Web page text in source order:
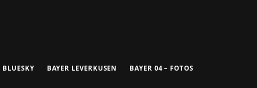
BLUESKY BAYER LEVERKUSEN
BAYER 04 – FOTOS